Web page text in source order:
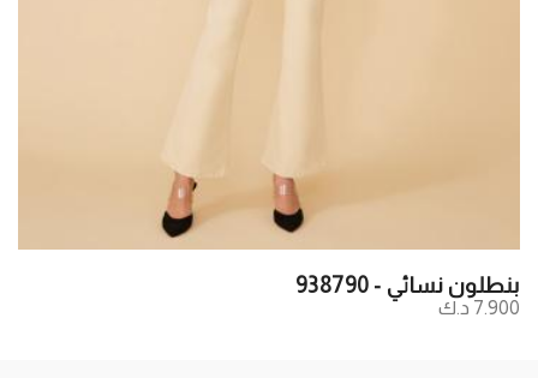
بنطلون نسائي - 938790
7.900 د.ك